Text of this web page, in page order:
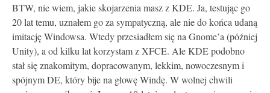
BTW, nie wiem, jakie skojarzenia masz z KDE. Ja, testując go
20 lat temu, uznałem go za sympatyczną, ale nie do końca udaną
imitację Windowsa. Wtedy przesiadłem się na Gnome’a (później
Unity), a od kilku lat korzystam z XFCE. Ale KDE podobno
stał się znakomitym, dopracowanym, lekkim, nowoczesnym i
spójnym DE, który bije na głowę Windę. W wolnej chwili